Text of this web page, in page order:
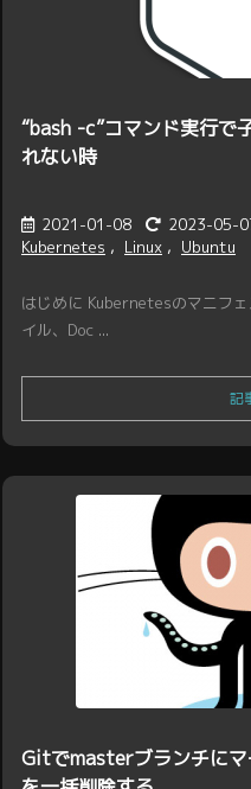
“bash -c”コマンド実行で
れない時
2021-01-08 2023-05-
Kubernetes , Linux , Ubuntu
はじめに Kubernetesのマニフ
イル、Doc ...
記
Gitでmasterブランチにマ